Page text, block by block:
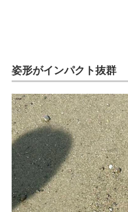
ちょっと気になるネットの話題
姿形がインパクト抜群